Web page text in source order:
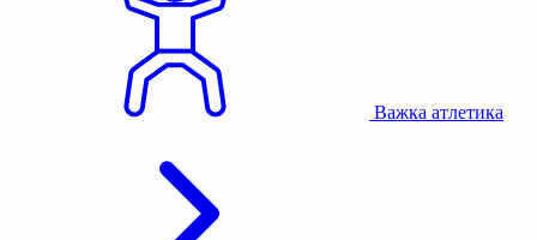
Важка атлетика